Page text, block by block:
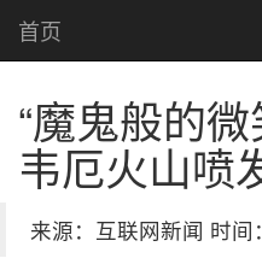
首页
“魔鬼般的
韦厄火山喷
来源：互联网新闻 时